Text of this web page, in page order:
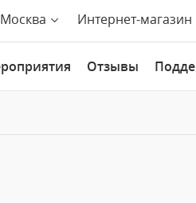
Москва Интернет-магазин
Отзывы